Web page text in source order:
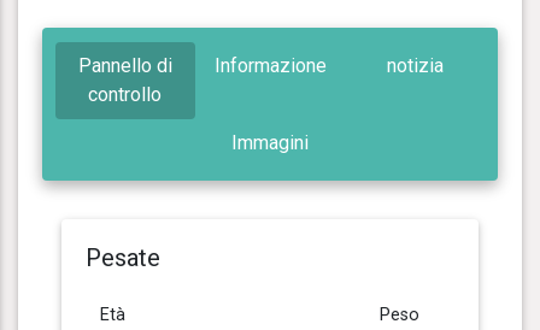
Pannello di
controllo
Informazione notizia
Immagini
Pesate
Età Peso